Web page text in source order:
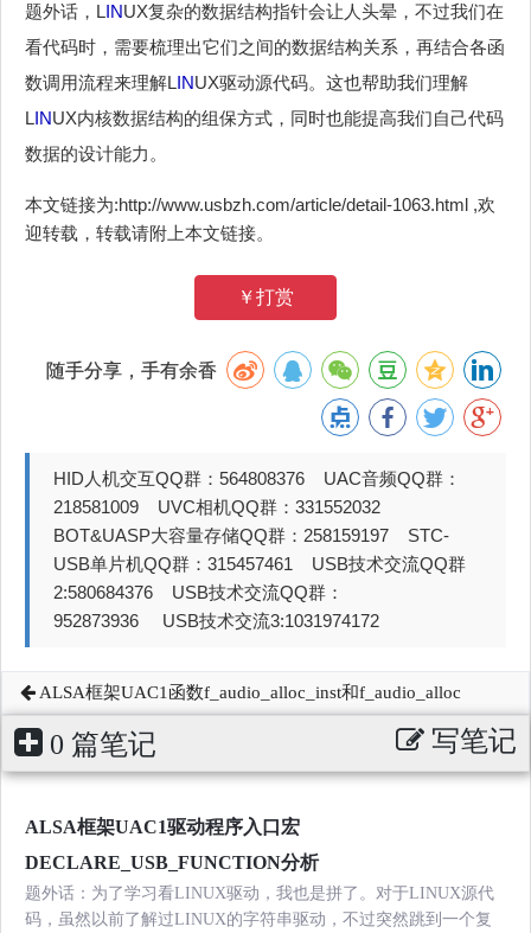
题外话，LINUX复杂的数据结构指针会让人头晕，不过我们在
看代码时，需要梳理出它们之间的数据结构关系，再结合各函
数调用流程来理解LINUX驱动源代码。这也帮助我们理解
LINUX内核数据结构的组保方式，同时也能提高我们自己代码
数据的设计能力。
本文链接为:http://www.usbzh.com/article/detail-1063.html ,欢
迎转载，转载请附上本文链接。
￥打赏
随手分享，手有余香
HID人机交互QQ群：564808376 UAC音频QQ群：
218581009 UVC相机QQ群：331552032
BOT&UASP大容量存储QQ群：258159197 STC-
USB单片机QQ群：315457461 USB技术交流QQ群
2:580684376 USB技术交流QQ群：
952873936 USB技术交流3:1031974172
ALSA框架UAC1函数f_audio_alloc_inst和f_audio_alloc
0 篇笔记 写笔记
ALSA框架UAC1驱动程序入口宏
DECLARE_USB_FUNCTION分析
题外话：为了学习看LINUX驱动，我也是拼了。对于LINUX源代
码，虽然以前了解过LINUX的字符串驱动，不过突然跳到一个复